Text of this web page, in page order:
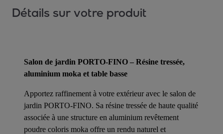
Détails sur votre produit
Salon de jardin PORTO-FINO – Résine tressée,
aluminium moka et table basse
Apportez raffinement à votre extérieur avec le salon de
jardin PORTO-FINO. Sa résine tressée de haute qualité
associée à une structure en aluminium revêtement
poudre coloris moka offre un rendu naturel et